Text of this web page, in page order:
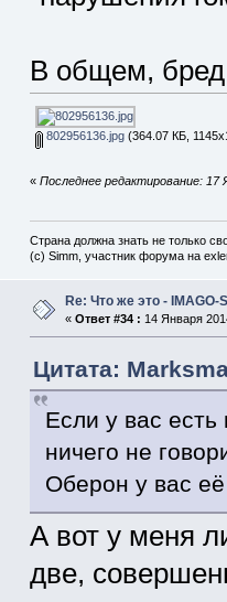
В общем,
802956136.jpg(364.07 КБ,
« Последнее редактирование: 17
Страна должна знать не только
(c) Simm, участник форума на
Re: Что же это - IMAGO-
« Ответ #34 : 14 Января
Цитата:
Если у вас есть
ничего не
Оберон у вас
А вот у меня
две,